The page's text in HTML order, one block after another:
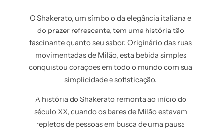
O Shakerato, um símbolo da elegância italiana e
do prazer refrescante, tem uma história tão
fascinante quanto seu sabor. Originário das ruas
movimentadas de Milão, esta bebida simples
conquistou corações em todo o mundo com sua
simplicidade e sofisticação.
A história do Shakerato remonta ao início do
século XX, quando os bares de Milão estavam
repletos de pessoas em busca de uma pausa